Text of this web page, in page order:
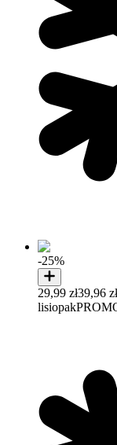
-25%
29,99 zł39,96 zł
lisiopak